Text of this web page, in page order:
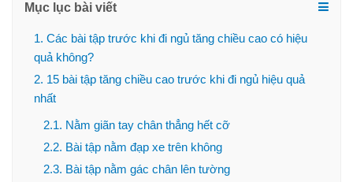
Mục lục bài viết
1. Các bài tập trước khi đi ngủ tăng chiều cao có hiệu
quả không?
2. 15 bài tập tăng chiều cao trước khi đi ngủ hiệu quả
nhất
2.1. Nằm giãn tay chân thẳng hết cỡ
2.2. Bài tập nằm đạp xe trên không
2.3. Bài tập nằm gác chân lên tường